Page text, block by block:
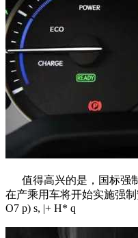
值得高兴的是，国标强
在产乘用车将开始实施强制
O7 p) s, |+ H* q